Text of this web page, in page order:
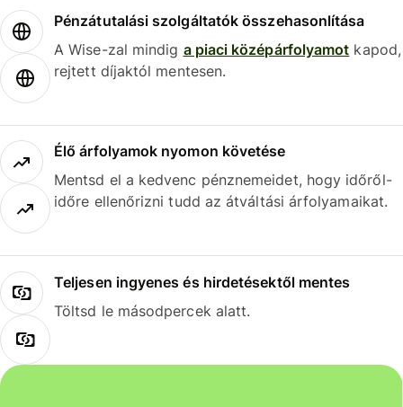
Pénzátutalási szolgáltatók összehasonlítása
A Wise-zal mindig a piaci középárfolyamot kapod,
rejtett díjaktól mentesen.
Élő árfolyamok nyomon követése
Mentsd el a kedvenc pénznemeidet, hogy időről-
időre ellenőrizni tudd az átváltási árfolyamaikat.
Teljesen ingyenes és hirdetésektől mentes
Töltsd le másodpercek alatt.